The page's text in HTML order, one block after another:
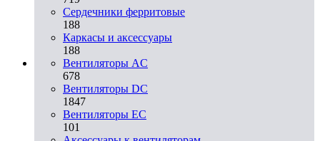
Сердечники ферритовые
188
Каркасы и аксессуары
188
Вентиляторы AC
678
Вентиляторы DC
1847
Вентиляторы EC
101